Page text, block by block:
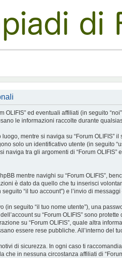
ed eventuali affiliati (in seguito
le informazioni raccolte durante
mentre si naviga su “Forum
solo un identificativo utente (in seguito
naviga tra gli argomenti di “Forum
mentre navighi su “Forum OLIFIS”,
è dato da quello che tu inserisci
“il tuo account”) e l’invio di
(in seguito “il tuo nome utente”), una
su “Forum OLIFIS” sono
su “Forum OLIFIS”, quale altra
essere rese pubbliche. All’interno del
di sicurezza. In ogni caso ti
che in nessuna circostanza affiliati di